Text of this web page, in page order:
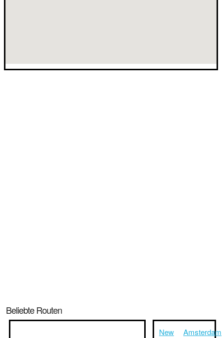
Beliebte Routen
New
Amsterdam